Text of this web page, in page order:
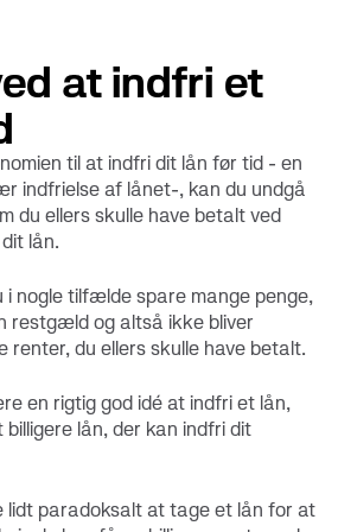
at indfri et
til at indfri dit lån før tid - en
indfrielse af lånet-, kan du undgå
du ellers skulle have betalt ved
lån.
i nogle tilfælde spare mange penge,
restgæld og altså ikke bliver
du ellers skulle have betalt.
en rigtig god idé at indfri et lån,
lån, der kan indfri dit
lidt paradoksalt at tage et lån for at